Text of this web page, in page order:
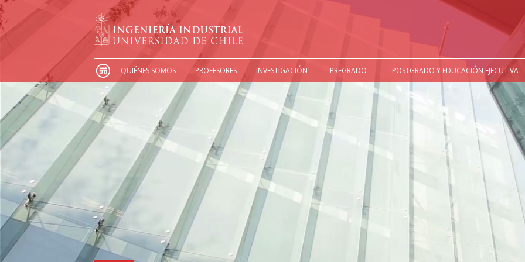
QUIÉNES SOMOS PROFESORES INVESTIGACIÓN PREGRADO POSTGRADO Y EDUCACIÓN EJECUTIVA